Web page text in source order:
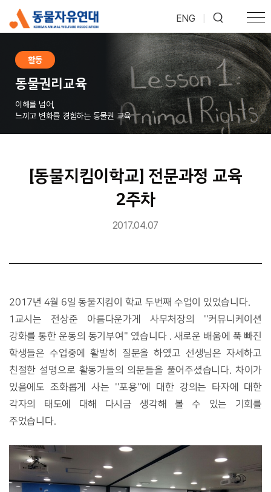
ENG
활동
동물권리교육
이해를 넘어,
느끼고 변화를 경험하는 동물권 교육
[동물지킴이학교] 전문과정 교육
2주차
2017.04.07
2017년 4월 6일 동물지킴이 학교 두번째 수업이 있었습니다.
1교시는 전상준 아름다운가게 사무처장의 ''커뮤니케이션
강화를 통한 운동의 동기부여'' 였습니다 . 새로운 배움에 푹 빠진
학생들은 수업중에 활발히 질문을 하였고 선생님은 자세하고
친절한 설명으로 활동가들의 의문들을 풀어주셨습니다. 차이가
있음에도 조화롭게 사는 ''포용''에 대한 강의는 타자에 대한
각자의 태도에 대해 다시금 생각해 볼 수 있는 기회를
주었습니다.